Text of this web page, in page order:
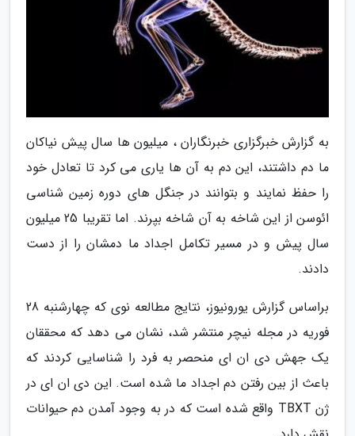
به گزارش خبرگزاری خبرنگاران ، میلیون ها سال پیش نیاکان
ما دم داشتند، این دم به آن ها یاری می کرد تا تعادل خود
را حفظ نمایند و بتوانند در جنگل های دوره زمین شناسی
ائوسن از این شاخه به آن شاخه بپرند. اما تقریبا 25 میلیون
سال پیش و در مسیر تکامل اجداد ما دمشان را از دست
دادند.
براساس گزارش یورونیوز، نتایج مطالعه نوی که چهارشنبه 28
فوریه در مجله نیچر منتشر شد، نشان می دهد که محققان
یک جهش دی ان ای منحصر به فرد را شناسایی کردند که
باعث از بین رفتن دم اجداد ما شده است. این دی ان ای در
ژن TBXT واقع شده است که در به وجود آمدن دم حیوانات